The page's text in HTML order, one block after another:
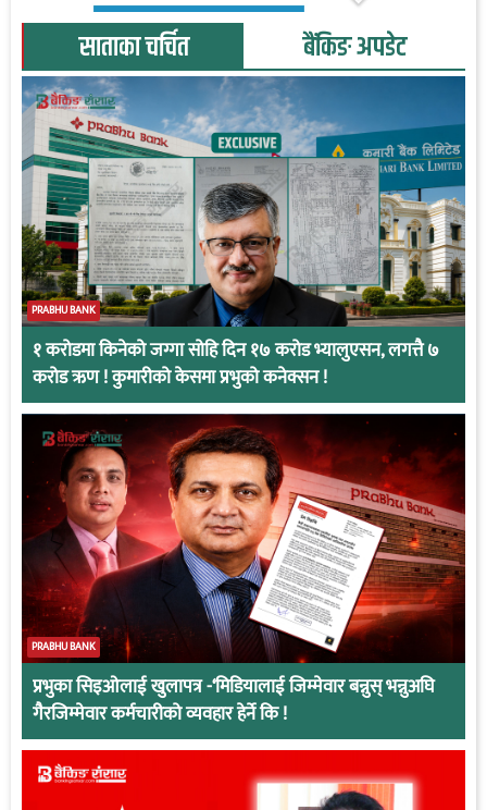
साताका चर्चित बैंकिङ अपडेट
PRABHU BANK
१ करोडमा किनेको जग्गा सोहि दिन १७ करोड भ्यालुएसन, लगत्तै ७
करोड ऋण ! कुमारीको केसमा प्रभुको कनेक्सन !
PRABHU BANK
प्रभुका सिइओलाई खुलापत्र -‘मिडियालाई जिम्मेवार बन्नुस् भन्नुअघि
गैरजिम्मेवार कर्मचारीको व्यवहार हेर्ने कि !